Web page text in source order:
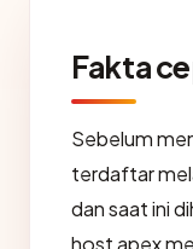
Fakta
Sebelum
terdaftar
dan saat ini